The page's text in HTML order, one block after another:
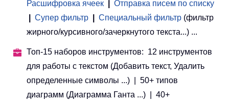
Расшифровка ячеек
Отправка писем по списку
Супер фильтр Специальный фильтр (фильтр
жирного/курсивного/зачеркнутого текста...) ...
Топ-15 наборов инструментов: 12 инструментов
для работы с текстом (Добавить текст, Удалить
определенные символы ...) | 50+ типов
диаграмм (Диаграмма Ганта ...) | 40+